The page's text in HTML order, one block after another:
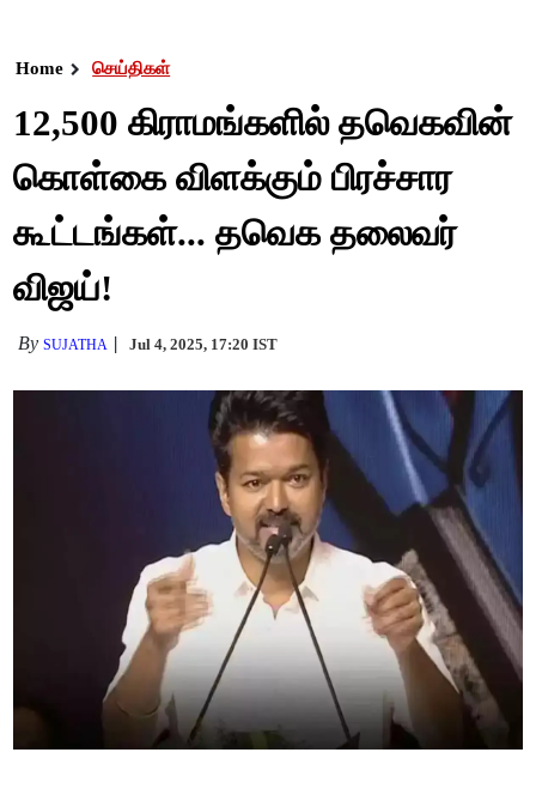
Home செய்திகள்
12,500 கிராமங்களில் தவெகவின்
கொள்கை விளக்கும் பிரச்சார
கூட்டங்கள்... தவெக தலைவர்
விஜய்!
BySUJATHA Jul 4, 2025, 17:20 IST